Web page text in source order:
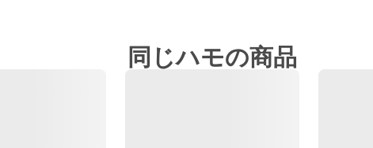
同じハモの商品